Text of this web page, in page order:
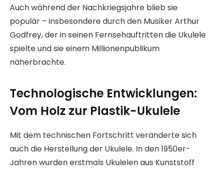
Auch während der Nachkriegsjahre blieb sie
populär – insbesondere durch den Musiker Arthur
Godfrey, der in seinen Fernsehauftritten die Ukulele
spielte und sie einem Millionenpublikum
näherbrachte.
Technologische Entwicklungen:
Vom Holz zur Plastik-Ukulele
Mit dem technischen Fortschritt veränderte sich
auch die Herstellung der Ukulele. In den 1950er-
Jahren wurden erstmals Ukulelen aus Kunststoff